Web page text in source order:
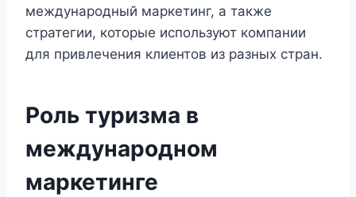
международный маркетинг, а также
стратегии, которые используют компании
для привлечения клиентов из разных стран.
Роль туризма в
международном
маркетинге